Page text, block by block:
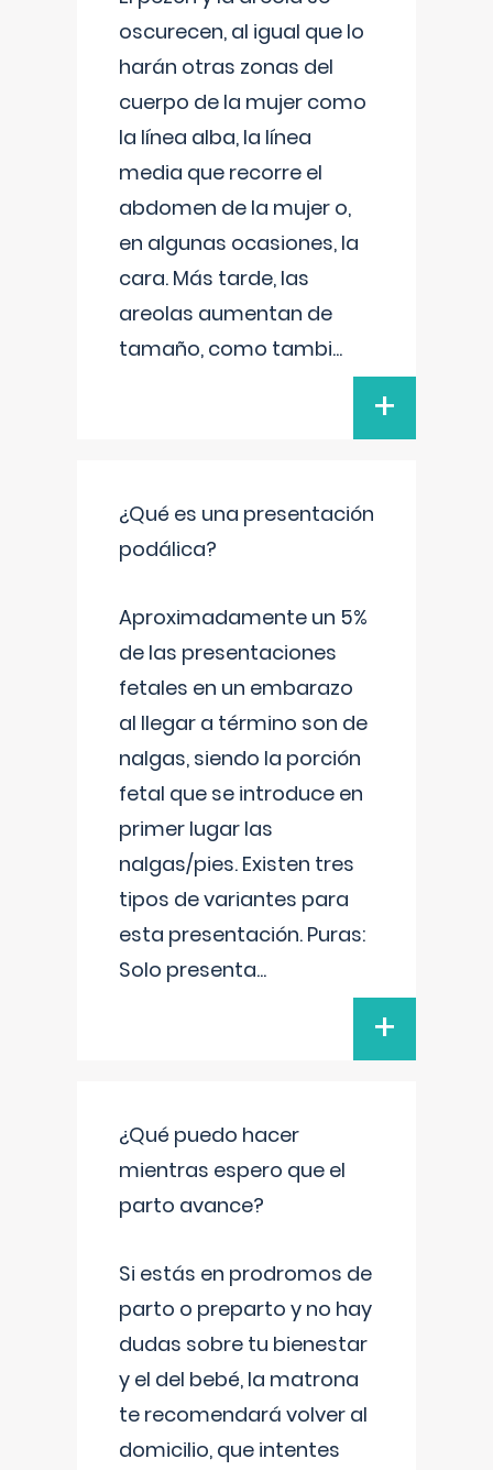
oscurecen, al igual que lo
harán otras zonas del
cuerpo de la mujer como
la línea alba, la línea
media que recorre el
abdomen de la mujer o,
en algunas ocasiones, la
cara. Más tarde, las
areolas aumentan de
tamaño, como tambi...
+
¿Qué es una presentación
podálica?
Aproximadamente un 5%
de las presentaciones
fetales en un embarazo
al llegar a término son de
nalgas, siendo la porción
fetal que se introduce en
primer lugar las
nalgas/pies. Existen tres
tipos de variantes para
esta presentación. Puras:
Solo presenta...
+
¿Qué puedo hacer
mientras espero que el
parto avance?
Si estás en prodromos de
parto o preparto y no hay
dudas sobre tu bienestar
y el del bebé, la matrona
te recomendará volver al
domicilio, que intentes